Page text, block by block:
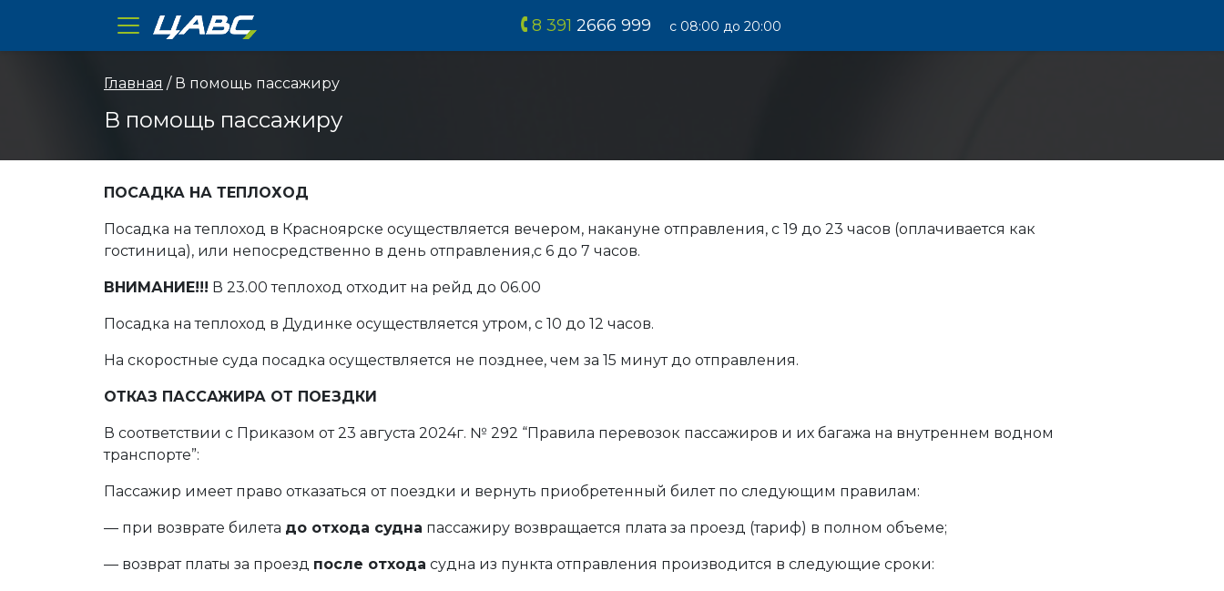
ЦАВС 8 391 2666 999 с 08:00 до 20:00
Главная / В помощь пассажиру
В помощь пассажиру
ПОСАДКА НА ТЕПЛОХОД
Посадка на теплоход в Красноярске осуществляется вечером, накануне отправления, с 19 до 23 часов (оплачивается как
гостиница), или непосредственно в день отправления,с 6 до 7 часов.
ВНИМАНИЕ!!! В 23.00 теплоход отходит на рейд до 06.00
Посадка на теплоход в Дудинке осуществляется утром, с 10 до 12 часов.
На скоростные суда посадка осуществляется не позднее, чем за 15 минут до отправления.
ОТКАЗ ПАССАЖИРА ОТ ПОЕЗДКИ
В соответствии с Приказом от 23 августа 2024г. № 292 “Правила перевозок пассажиров и их багажа на внутреннем водном
транспорте”:
Пассажир имеет право отказаться от поездки и вернуть приобретенный билет по следующим правилам:
— при возврате билета до отхода судна пассажиру возвращается плата за проезд (тариф) в полном объеме;
— возврат платы за проезд после отхода судна из пункта отправления производится в следующие сроки: